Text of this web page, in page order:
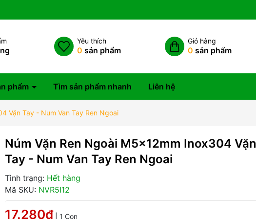
Yêu thích
0 sản phẩm
Giỏ hàng
0 sản phẩm
phẩm Tìm sản phẩm nhanh Liên hệ
Vặn Tay - Num Van Tay Ren Ngoai
Núm Vặn Ren Ngoài M5x12mm Inox304 Vặn
Tay - Num Van Tay Ren Ngoai
Tình trạng: Hết hàng
Mã SKU: NVR5I12
17.280₫ | 1 Con